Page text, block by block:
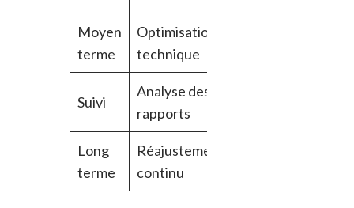
Moyen
terme
Optimisation
technique
Suivi
Analyse des
rapports
Long
terme
Réajustement
continu